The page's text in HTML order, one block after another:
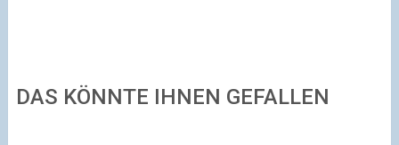
DAS KÖNNTE IHNEN GEFALLEN